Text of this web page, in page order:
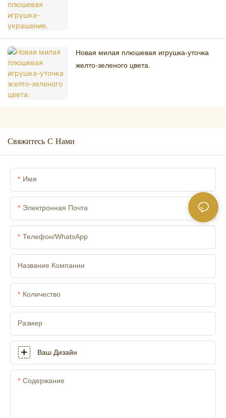
Новая милая плюшевая игрушка-уточка
желто-зеленого цвета.
Свяжитесь С Нами
Имя
Электронная Почта
Телефон/WhatsApp
Название Компании
Количество
Размер
Ваш Дизайн
Содержание